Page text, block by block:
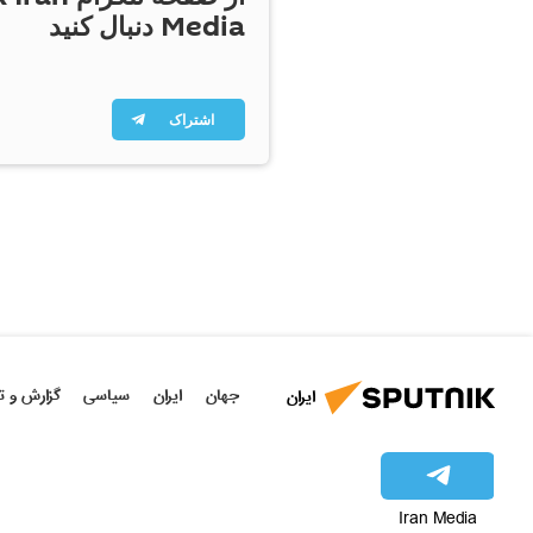
Media دنبال کنید
اشتراک
ایران جهان ایران سیاسی گزارش و
Iran Media